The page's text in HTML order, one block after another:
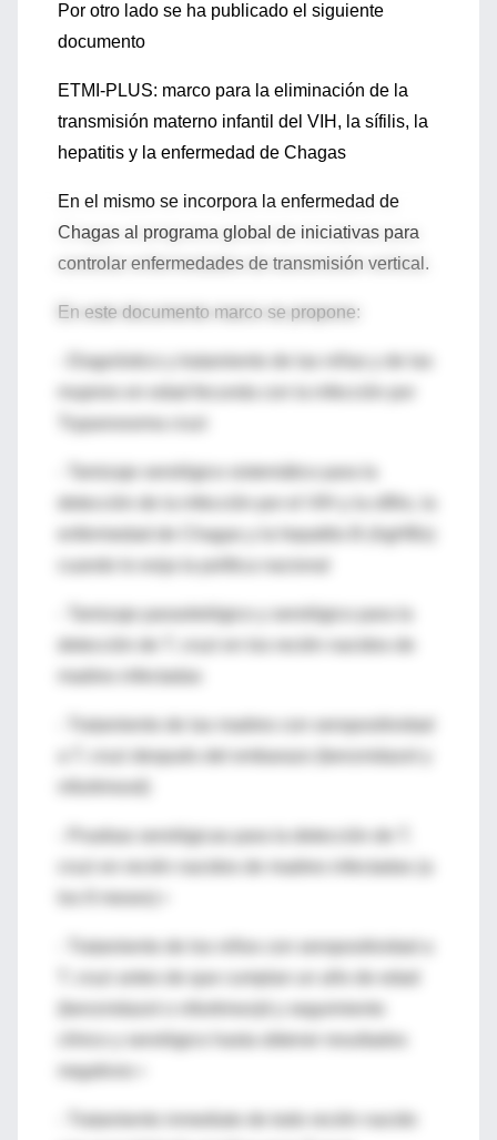
Por otro lado se ha publicado el siguiente
documento
ETMI-PLUS: marco para la eliminación de la
transmisión materno infantil del VIH, la sífilis, la
hepatitis y la enfermedad de Chagas
En el mismo se incorpora la enfermedad de
Chagas al programa global de iniciativas para
controlar enfermedades de transmisión vertical.
En este documento marco se propone:
- Diagnóstico y tratamiento de las niñas y de las
Trypanosoma cruzi
- Tamizaje serológico sistemático para la
enfermedad de Chagas y la hepatitis B (AgHBs)
- Tamizaje parasitológico y serológico para la
- Pruebas serológicas para la detección de T.
(benznidazol o nifurtimox)d y seguimiento
clínico y serológico hasta obtener resultados
negativos •